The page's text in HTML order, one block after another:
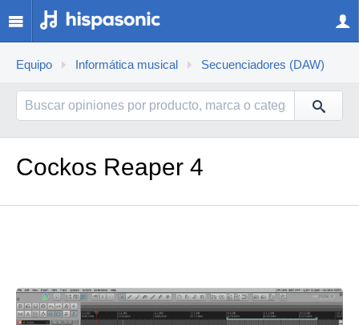
Equipo Informática musical Secuenciadores (DAW)
Cockos Reaper 4